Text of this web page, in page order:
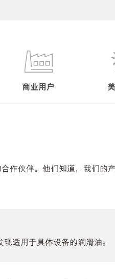
商业用户
作伙伴。他们知道，我们的
适用于具体设备的润滑油。